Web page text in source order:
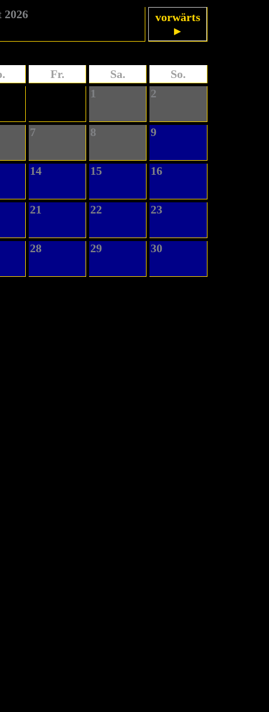
2026
vorwärts
►
Fr. Sa.
So.
1
2
7 8 9
14 15 16
21 22 23
28 29 30